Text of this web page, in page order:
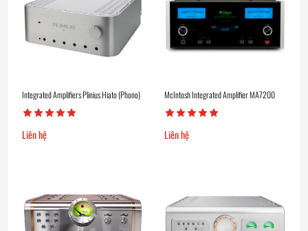
Integrated Amplifiers Plinius Hiato (Phono)
Liên hệ
McIntosh Integrated Amplifier MA7200
Liên hệ